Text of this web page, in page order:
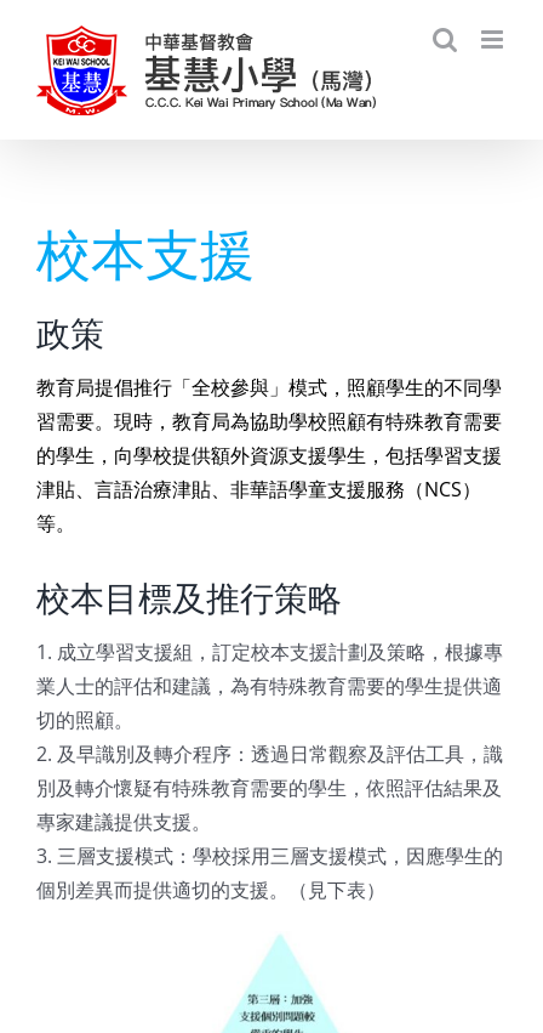
content
校本支援
政策
教育局提倡推行「全校參與」模式，照顧學生的不同學
習需要。現時，教育局為協助學校照顧有特殊教育需要
的學生，向學校提供額外資源支援學生，包括學習支援
津貼、言語治療津貼、非華語學童支援服務（NCS）
等。
校本目標及推行策略
1. 成立學習支援組，訂定校本支援計劃及策略，根據專
業人士的評估和建議，為有特殊教育需要的學生提供適
切的照顧。
2. 及早識別及轉介程序：透過日常觀察及評估工具，識
別及轉介懷疑有特殊教育需要的學生，依照評估結果及
專家建議提供支援。
3. 三層支援模式：學校採用三層支援模式，因應學生的
個別差異而提供適切的支援。（見下表）